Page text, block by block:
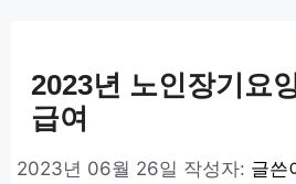
2023년 노인장기요
급여
2023년 06월 26일 작성자: 글쓴